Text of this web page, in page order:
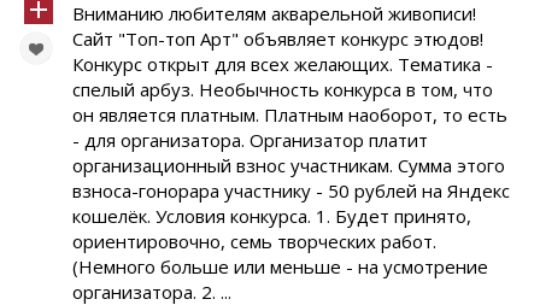
Вниманию любителям акварельной живописи!
Сайт "Топ-топ Арт" объявляет конкурс этюдов!
Конкурс открыт для всех желающих. Тематика -
спелый арбуз. Необычность конкурса в том, что
он является платным. Платным наоборот, то есть
- для организатора. Организатор платит
организационный взнос участникам. Сумма этого
взноса-гонорара участнику - 50 рублей на Яндекс
кошелёк. Условия конкурса. 1. Будет принято,
ориентировочно, семь творческих работ.
(Немного больше или меньше - на усмотрение
организатора. 2. ...